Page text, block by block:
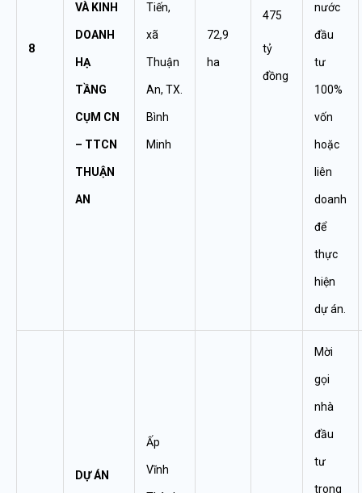
8
VÀ KINH
DOANH
HẠ
TẦNG
CỤM CN
– TTCN
THUẬN
AN
Tiến,
xã
Thuận
An, TX.
Bình
Minh
72,9
ha
475
tỷ
đồng
nước
đầu
tư
100%
vốn
hoặc
liên
doanh
để
thực
hiện
dự án.
DỰ ÁN
Ấp
Vĩnh
Mời
gọi
nhà
đầu
tư
trong